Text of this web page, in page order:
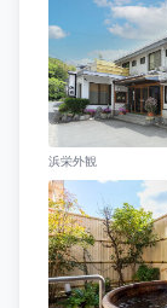
浜栄外観